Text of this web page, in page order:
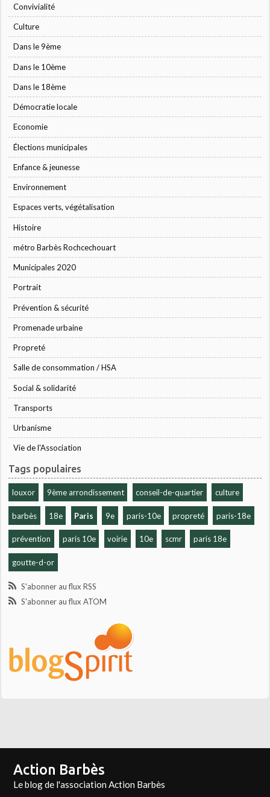
Convivialité
Culture
Dans le 9ème
Dans le 10ème
Dans le 18ème
Démocratie locale
Economie
Élections municipales
Enfance & jeunesse
Environnement
Espaces verts, végétalisation
Histoire
métro Barbès Rochcechouart
Municipales 2020
Portrait
Prévention & sécurité
Promenade urbaine
Propreté
Salle de consommation / HSA
Social & solidarité
Transports
Urbanisme
Vie de l'Association
Tags populaires
louxor 9ème arrondissement conseil-de-quartier culture
barbès 18e Paris 9e paris-10e propreté paris-18e
prévention paris 10e voirie 10e scmr paris 18e
goutte-d-or
S'abonner au flux RSS
S'abonner au flux ATOM
Action Barbès
Le blog de l'association Action Barbès